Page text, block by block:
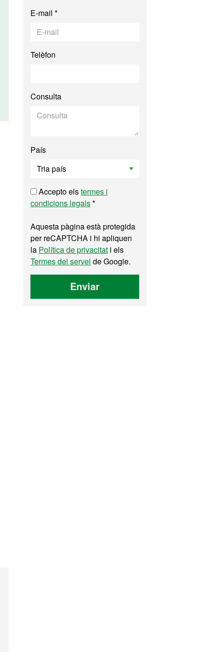
E-mail *
Telèfon
Consulta
País
Accepto elstermes i
condicions legals*
Aquesta pàgina està protegida
per reCAPTCHA i hi apliquen
la Política de privacitat i els
Termes del servei de Google.
Enviar